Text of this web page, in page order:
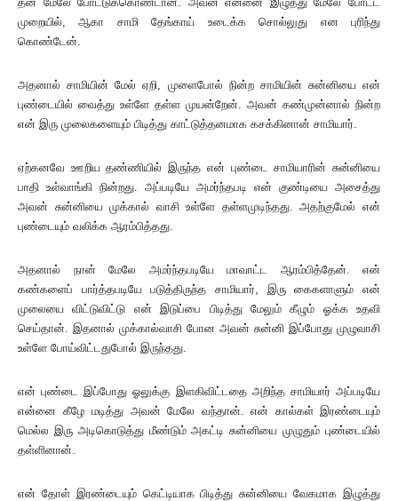
முறையில், ஆகா சாமி தேங்காய் உடைக்க சொல்லுது என புரிந்து
கொண்டேன்.
அதனால் சாமியின் மேல் ஏறி, முளைபோல் நின்ற சாமியின் சுன்னியை என்
புண்டையில் வைத்து உள்ளே தள்ள முயன்றேன். அவன் கண்முன்னால் நின்ற
என் இரு முலைகளையும் பிடித்து காட்டுத்தனமாக கசக்கினான் சாமியார்.
ஏற்கனவே ஊறிய தண்ணியில் இருந்த என் புண்டை சாமியாரின் சுன்னியை
பாதி உள்வாங்கி நின்றது. அப்படியே அமர்ந்தபடி என் குண்டியை அசைத்து
அவன் சுன்னியை முக்கால் வாசி உள்ளே தள்ளமுடிந்தது. அதற்குமேல் என்
புண்டையும் வலிக்க ஆரம்பித்தது.
அதனால் நான் மேலே அமர்ந்தபடியே மாவாட்ட ஆரம்பித்தேன். என்
கண்களைப் பார்த்தபடியே படுத்திருந்த சாமியார், இரு கைகளாளும் என்
முலையை விட்டுவிட்டு என் இடுப்பை பிடித்து மேலும் கீழும் ஓக்க உதவி
செய்தான். இதனால் முக்கால்வாசி போன அவன் சுன்னி இப்போது முழுவாசி
உள்ளே போய்விட்டதுபோல் இருந்தது.
என் புண்டை இப்போது ஓலுக்கு இளகிவிட்டதை அறிந்த சாமியார் அப்படியே
என்னை கீழே மடித்து அவன் மேலே வந்தான். என் கால்கள் இரண்டையும்
மெல்ல இரு அடிகொடுத்து மீண்டும் அகட்டி சுன்னியை முழுதும் புண்டையில்
தள்ளினான்.
என் தோள் இரண்டையும் கெட்டியாக பிடித்து சுன்னியை வேகமாக இழுத்து